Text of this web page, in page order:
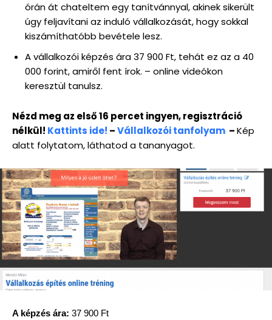
órán át chateltem egy tanítvánnyal, akinek sikerült
úgy feljavítani az induló vállalkozását, hogy sokkal
kiszámíthatóbb bevétele lesz.
A vállalkozói képzés ára 37 900 Ft, tehát ez az a 40
000 forint, amiről fent írok. – online videókon
keresztül tanulsz.
Nézd meg az első 16 percet ingyen, regisztráció
nélkül! Kattints ide! –Vállalkozói tanfolyam –Kép
alatt folytatom, láthatod a tananyagot.
A képzés ára: 37 900 Ft